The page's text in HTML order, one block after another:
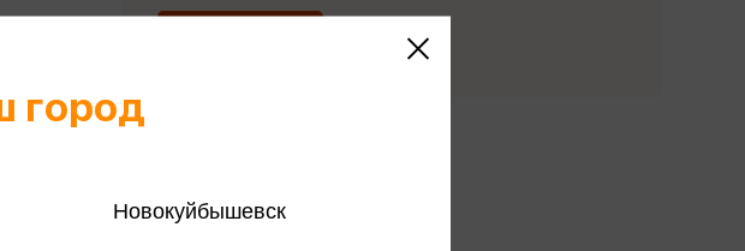
город
Новокуйбышевск